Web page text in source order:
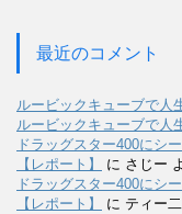
最近のコメント
ルービックキューブで人
ルービックキューブで人
ドラッグスター400にシ
【レポート】
に さじー
ドラッグスター400にシ
【レポート】
に ティー